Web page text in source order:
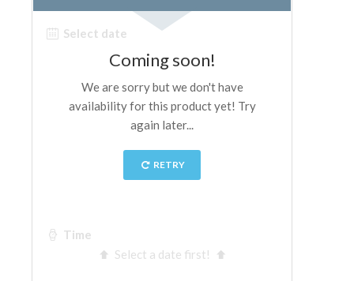
Jardín de Boboli
La Torre de Arnolfo
Corredor de Vasari
Palazzo Vecchio
Santa Croce
Sólo billetes con entrada rápida